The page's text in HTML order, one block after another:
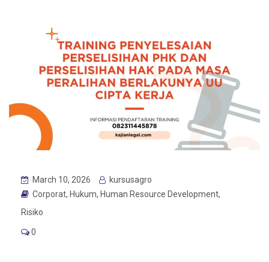
March 10, 2026
kursusagro
Corporat, Hukum, Human Resource Development,
Risiko
0